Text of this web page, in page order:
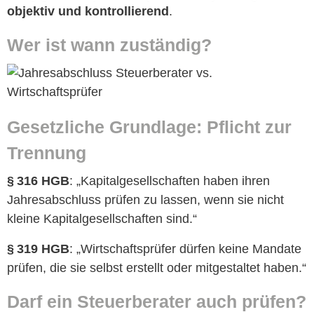
objek­tiv und kon­trol­lierend.
Wer ist wann zuständig?
Geset­zliche Grund­lage: Pflicht zur
Trennung
§ 316 HGB: „Kap­i­talge­sellschaften haben ihren
Jahresab­schluss prüfen zu lassen, wenn sie nicht
kleine Kap­i­talge­sellschaften sind.“
§ 319 HGB: „Wirtschaft­sprüfer dür­fen keine Man­date
prüfen, die sie selb­st erstellt oder mit­gestal­tet haben.“
Darf ein Steuer­ber­ater auch prüfen?